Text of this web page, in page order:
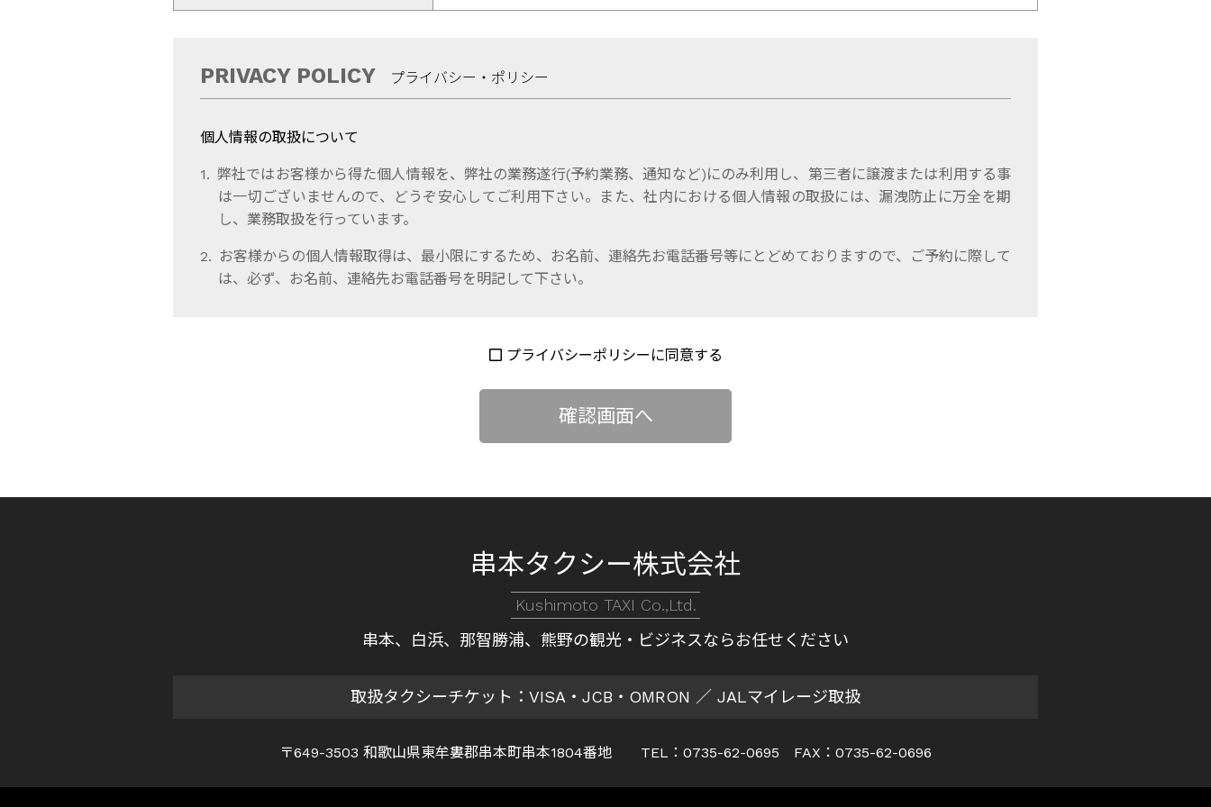
PRIVACY POLICY プライバシー・ポリシー
個人情報の取扱について
弊社ではお客様から得た個人情報を、弊社の業務遂行(予約業務、通知など)にのみ利用し、第三者に譲渡または利用する事
は一切ございませんので、どうぞ安心してご利用下さい。また、社内における個人情報の取扱には、漏洩防止に万全を期
し、業務取扱を行っています。
お客様からの個人情報取得は、最小限にするため、お名前、連絡先お電話番号等にとどめておりますので、ご予約に際して
は、必ず、お名前、連絡先お電話番号を明記して下さい。
プライバシーポリシーに同意する
串本タクシー株式会社
Kushimoto TAXI Co.,Ltd.
串本、白浜、那智勝浦、熊野の観光・ビジネスならお任せください
取扱タクシーチケット：VISA・JCB・OMRON ／ JALマイレージ取扱
〒649-3503 和歌山県東牟婁郡串本町串本1804番地 TEL：0735-62-0695 FAX：0735-62-0696